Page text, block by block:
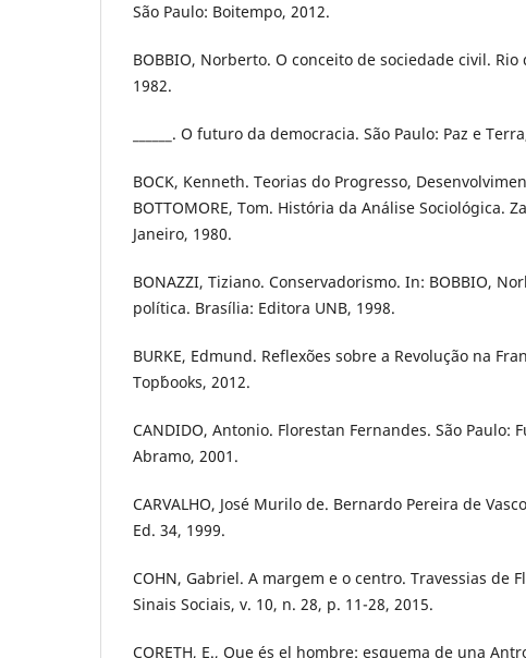
São Paulo: Boitempo, 2012.
BOBBIO, Norberto. O conceito de sociedade civil. Rio
1982.
______. O futuro da democracia. São Paulo: Paz e
BOCK, Kenneth. Teorias do Progresso,
BOTTOMORE, Tom. História da Análise Sociológica.
Janeiro, 1980.
BONAZZI, Tiziano. Conservadorismo. In: BOBBIO,
política. Brasília: Editora UNB, 1998.
BURKE, Edmund. Reflexões sobre a Revolução na
Top´books, 2012.
CANDIDO, Antonio. Florestan Fernandes. São Paulo:
Abramo, 2001.
CARVALHO, José Murilo de. Bernardo Pereira de
Ed. 34, 1999.
COHN, Gabriel. A margem e o centro. Travessias de
Sinais Sociais, v. 10, n. 28, p. 11-28, 2015.
CORETH, E., Que és el hombre: esquema de una